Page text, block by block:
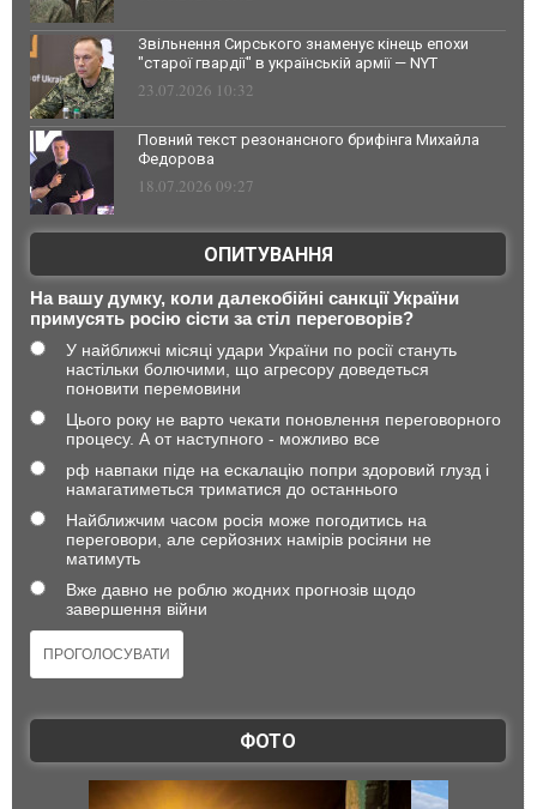
Звільнення Сирського знаменує кінець епохи
"старої гвардії" в українській армії — NYT
23.07.2026 10:32
Повний текст резонансного брифінга Михайла
Федорова
18.07.2026 09:27
ОПИТУВАННЯ
На вашу думку, коли далекобійні санкції України
примусять росію сісти за стіл переговорів?
У найближчі місяці удари України по росії стануть
настільки болючими, що агресору доведеться
поновити перемовини
Цього року не варто чекати поновлення переговорного
процесу. А от наступного - можливо все
рф навпаки піде на ескалацію попри здоровий глузд і
намагатиметься триматися до останнього
Найближчим часом росія може погодитись на
переговори, але серйозних намірів росіяни не
матимуть
Вже давно не роблю жодних прогнозів щодо
завершення війни
ФОТО